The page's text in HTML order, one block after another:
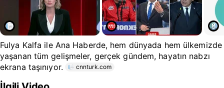
Fulya Kalfa ile Ana Haberde, hem dünyada hem ülkemizde
yaşanan tüm gelişmeler, gerçek gündem, hayatın nabzı
ekrana taşınıyor.
cnnturk.com